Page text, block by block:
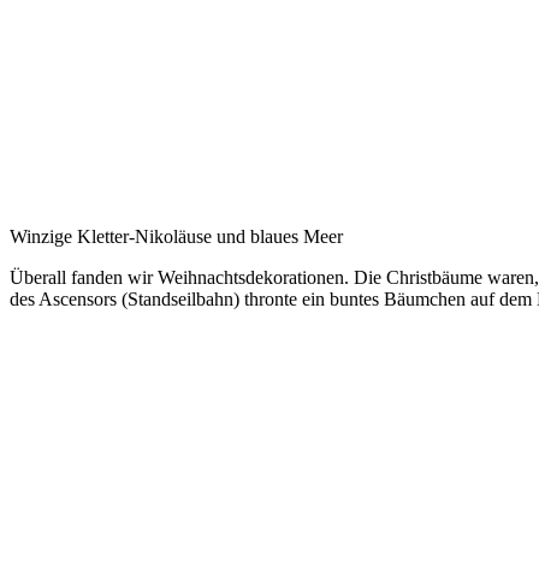
Winzige Kletter-Nikoläuse und blaues Meer
Überall fanden wir Weihnachtsdekorationen. Die Christbäume
des Ascensors (Standseilbahn) thronte ein buntes Bäumchen auf dem